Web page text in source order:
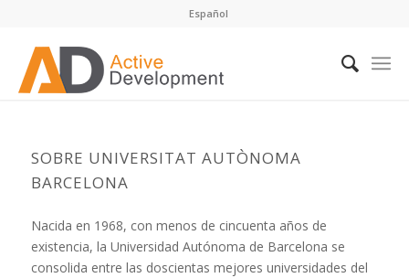
Español
SOBRE UNIVERSITAT AUTÒNOMA
BARCELONA
Nacida en 1968, con menos de cincuenta años de
existencia, la Universidad Autónoma de Barcelona se
consolida entre las doscientas mejores universidades del